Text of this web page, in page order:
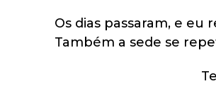
Os dias passaram, e
Também a sede se